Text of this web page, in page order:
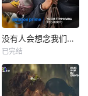
没有人会想念我们第二季
已完结